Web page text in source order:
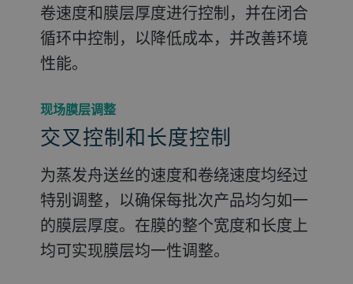
卷速度和膜层厚度进行控制，并在闭合
循环中控制，以降低成本，并改善环境
性能。
现场膜层调整
交叉控制和长度控制
为蒸发舟送丝的速度和卷绕速度均经过
特别调整，以确保每批次产品均匀如一
的膜层厚度。在膜的整个宽度和长度上
均可实现膜层均一性调整。